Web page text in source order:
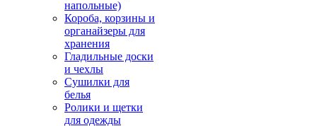
напольные)
Короба, корзины и
органайзеры для
хранения
Гладильные доски
и чехлы
Сушилки для
белья
Ролики и щетки
для одежды